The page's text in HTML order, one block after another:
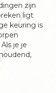
zijn
ligt
keuring is
je je